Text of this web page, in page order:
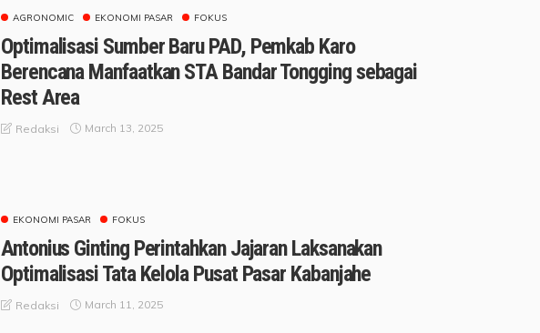
AGRONOMIC EKONOMI PASAR FOKUS
Optimalisasi Sumber Baru PAD, Pemkab Karo
Berencana Manfaatkan STA Bandar Tongging sebagai
Rest Area
Redaksi March 13, 2025
EKONOMI PASAR FOKUS
Antonius Ginting Perintahkan Jajaran Laksanakan
Optimalisasi Tata Kelola Pusat Pasar Kabanjahe
Redaksi March 11, 2025